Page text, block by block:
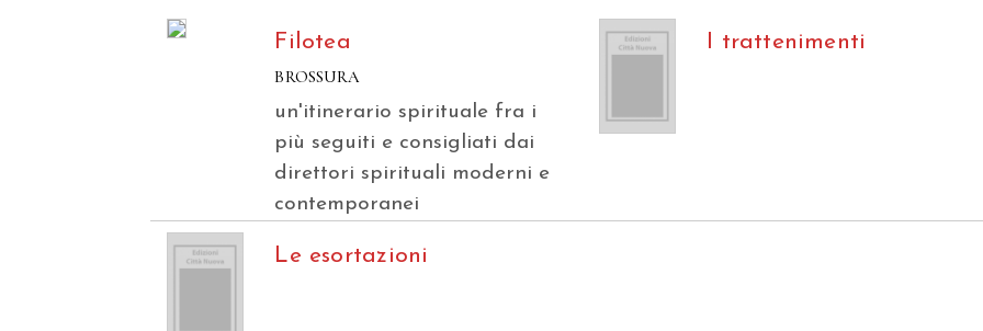
Filotea
BROSSURA
un'itinerario spirituale fra i
più seguiti e consigliati dai
direttori spirituali moderni e
contemporanei
I trattenimenti
Le esortazioni